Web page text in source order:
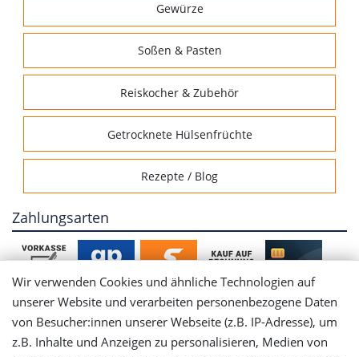
Gewürze
Soßen & Pasten
Reiskocher & Zubehör
Getrocknete Hülsenfrüchte
Rezepte / Blog
Zahlungsarten
Mein Konto
Wir verwenden Cookies und ähnliche Technologien auf
unserer Website und verarbeiten personenbezogene Daten
von Besucher:innen unserer Webseite (z.B. IP-Adresse), um
z.B. Inhalte und Anzeigen zu personalisieren, Medien von